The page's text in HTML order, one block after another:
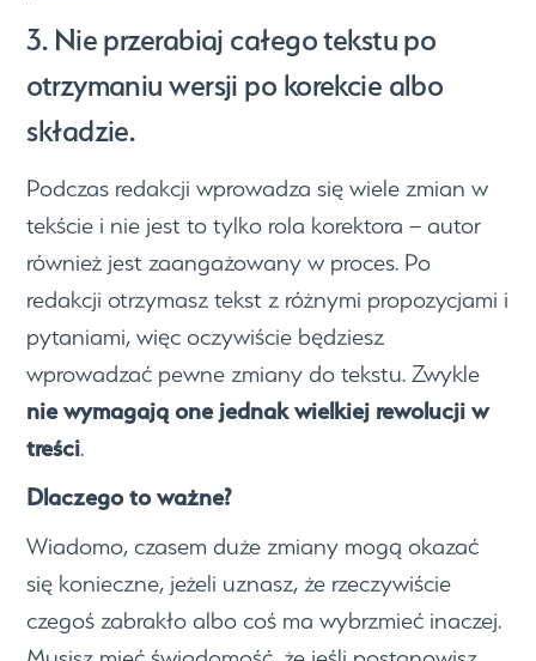
3. Nie przerabiaj całego tekstu po
otrzymaniu wersji po korekcie albo
składzie.
Podczas redakcji wprowadza się wiele zmian w
tekście i nie jest to tylko rola korektora – autor
również jest zaangażowany w proces. Po
redakcji otrzymasz tekst z różnymi propozycjami i
pytaniami, więc oczywiście będziesz
wprowadzać pewne zmiany do tekstu. Zwykle
nie wymagają one jednak wielkiej rewolucji w
treści.
Dlaczego to ważne?
Wiadomo, czasem duże zmiany mogą okazać
się konieczne, jeżeli uznasz, że rzeczywiście
czegoś zabrakło albo coś ma wybrzmieć inaczej.